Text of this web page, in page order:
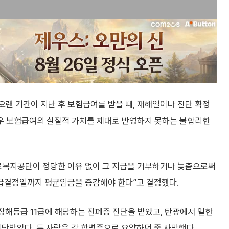
기간이 지난 후 보험급여를 받을 때, 재해일이나 진단 확정
험급여의 실질적 가치를 제대로 반영하지 못하는 불합리한
지공단이 정당한 이유 없이 그 지급을 거부하거나 늦춤으로써
정일까지 평균임금을 증감해야 한다”고 결정했다.
등급 11급에 해당하는 진폐증 진단을 받았고, 탄광에서 일한